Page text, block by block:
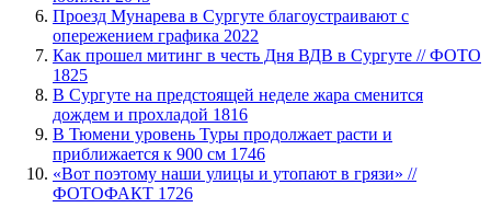
​Проезд Мунарева в Сургуте благоустраивают с
опережением графика 2022
Как прошел митинг в честь Дня ВДВ в Сургуте // ФОТО
1825
В Сургуте на предстоящей неделе жара сменится
дождем и прохладой 1816
В Тюмени уровень Туры продолжает расти и
приближается к 900 см 1746
«Вот поэтому наши улицы и утопают в грязи» //
ФОТОФАКТ 1726